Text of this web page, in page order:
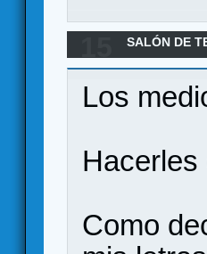
SALÓN DE
Los
Como